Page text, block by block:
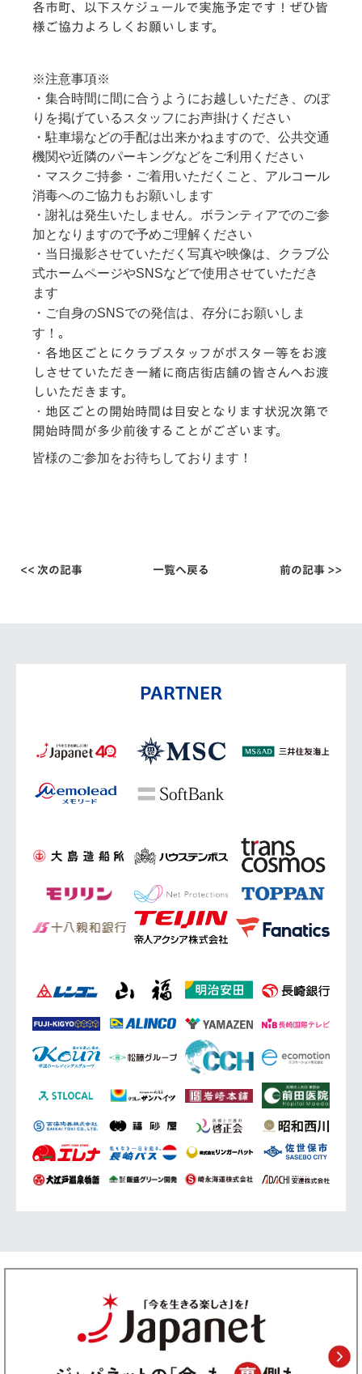
各市町、以下スケジュールで実施予定です！ぜひ皆
様ご協力よろしくお願いします。
※注意事項※
・集合時間に間に合うようにお越しいただき、のぼ
りを掲げているスタッフにお声掛けください
・駐車場などの手配は出来かねますので、公共交通
機関や近隣のパーキングなどをご利用ください
・マスクご持参・ご着用いただくこと、アルコール
消毒へのご協力もお願いします
・謝礼は発生いたしません。ボランティアでのご参
加となりますので予めご理解ください
・当日撮影させていただく写真や映像は、クラブ公
式ホームページやSNSなどで使用させていただき
ます
・ご自身のSNSでの発信は、存分にお願いしま
す！ 。
・ 各地区ごとにクラブスタッフがポスター等をお渡
しさせていただき一緒に商店街店舗の皆さんへお渡
しいただきます。
・ 地区ごとの開始時間は目安となります状況次第で
開始時間が多少前後することがございます。
皆様のご参加をお待ちしております！
<< 次の記事 一覧へ戻る 前の記事 >>
PARTNER